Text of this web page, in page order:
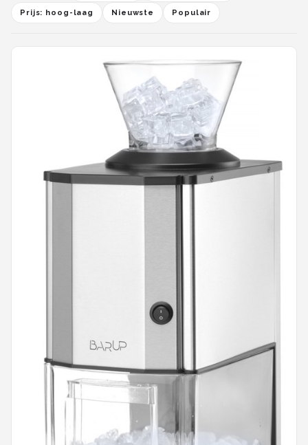
Prijs: hoog-laag Nieuwste Populair